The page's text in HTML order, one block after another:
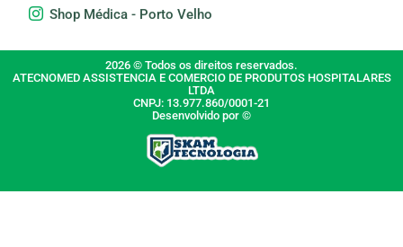
Shop Médica - Porto Velho
2026 © Todos os direitos reservados.
ATECNOMED ASSISTENCIA E COMERCIO DE PRODUTOS HOSPITALARES
LTDA
CNPJ: 13.977.860/0001-21
Desenvolvido por ©